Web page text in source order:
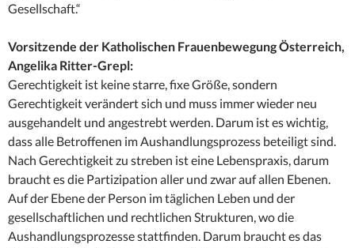
Gesellschaft.“
Vorsitzende der Katholischen Frauenbewegung Österreich,
Angelika Ritter-Grepl:
Gerechtigkeit ist keine starre, fixe Größe, sondern
Gerechtigkeit verändert sich und muss immer wieder neu
ausgehandelt und angestrebt werden. Darum ist es wichtig,
dass alle Betroffenen im Aushandlungsprozess beteiligt sind.
Nach Gerechtigkeit zu streben ist eine Lebenspraxis, darum
braucht es die Partizipation aller und zwar auf allen Ebenen.
Auf der Ebene der Person im täglichen Leben und der
gesellschaftlichen und rechtlichen Strukturen, wo die
Aushandlungsprozesse stattfinden. Darum braucht es das